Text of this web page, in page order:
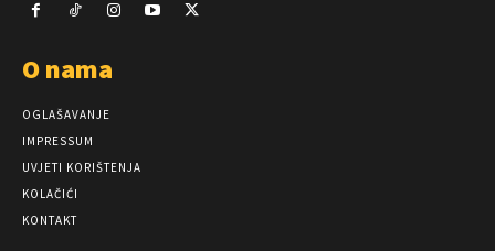
O nama
OGLAŠAVANJE
IMPRESSUM
UVJETI KORIŠTENJA
KOLAČIĆI
KONTAKT